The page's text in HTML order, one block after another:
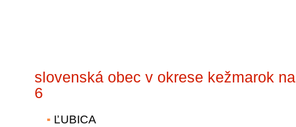
slovenská obec v okrese kežmarok na
6
ĽUBICA